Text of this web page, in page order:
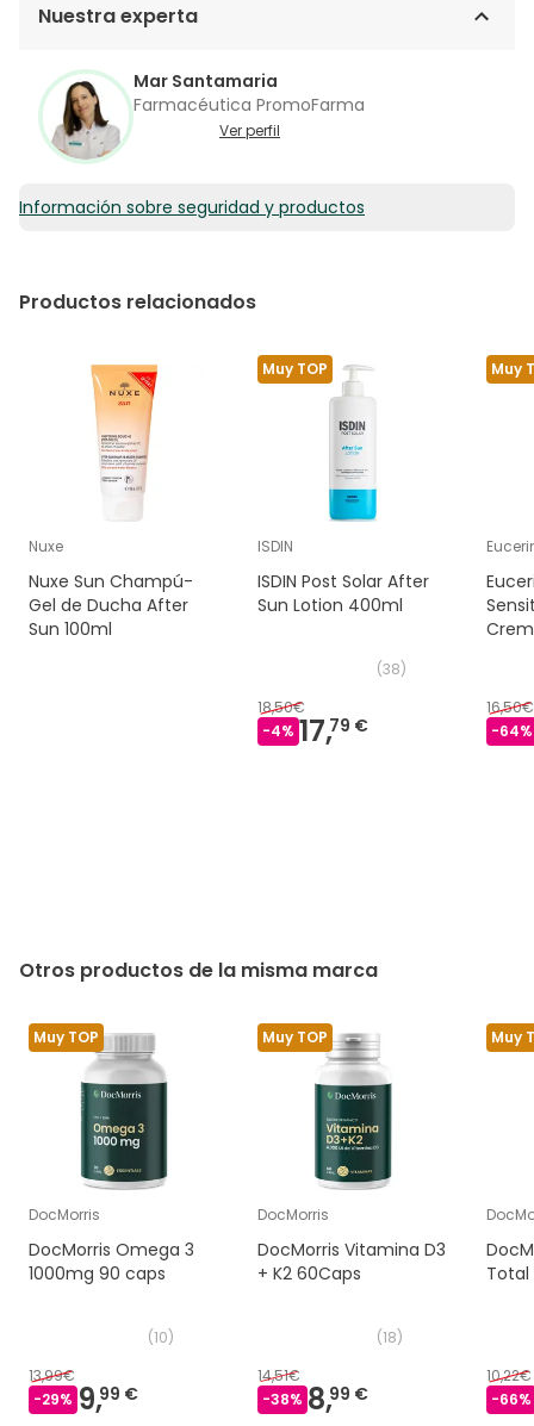
Nuestra experta
Mar Santamaria
Farmacéutica PromoFarma
Ver perfil
Información sobre seguridad y productos
Productos relacionados
Nuxe
Nuxe Sun Champú-
Gel de Ducha After
Sun 100ml
Muy TOP
ISDIN
ISDIN Post Solar After
Sun Lotion 400ml
(38)
18,50€
-4% 17,79 €
Muy
16,50€
-64%
Otros productos de la misma marca
Muy TOP
DocMorris
DocMorris Omega 3
1000mg 90 caps
(10)
13,99€
-29% 9,99 €
Muy TOP
DocMorris
DocMorris Vitamina D3
+ K2 60Caps
(18)
14,51€
-38% 8,99 €
Muy
Total
10,22€
-66%